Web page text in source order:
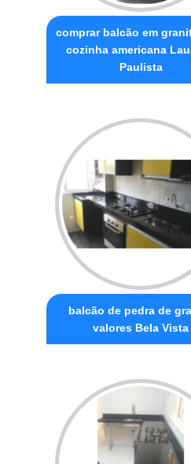
comprar balcão em
cozinha americana
Paulista
balcão de pedra de
valores Bela Vista